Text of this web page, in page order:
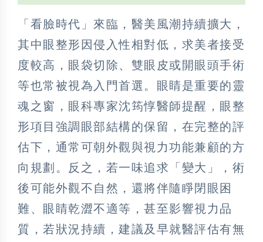
「看臉時代」來臨，醫美風潮持續擴大，
其中眼整形因侵入性相對低，求美者接受
度較高，眼袋切除、雙眼皮或開眼頭手術
等也常被視為入門首選。眼睛是重要的靈
魂之窗，眼科專家沈筠惇醫師提醒，眼整
形項目強調眼部結構的保留，在完整的評
估下，通常可朝外觀與視力功能兼顧的方
向規劃。反之，若一味追求「變大」，術
後可能外觀不自然，還將伴隨睜閉眼困
難、眼睛乾澀不適等，甚至影響視力品
質，若狀況持續，建議及早就醫評估有無